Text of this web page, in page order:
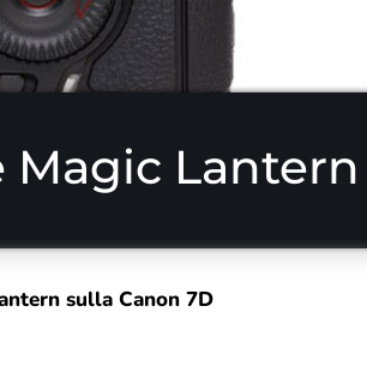
Magic Lantern
sulla Canon 7D